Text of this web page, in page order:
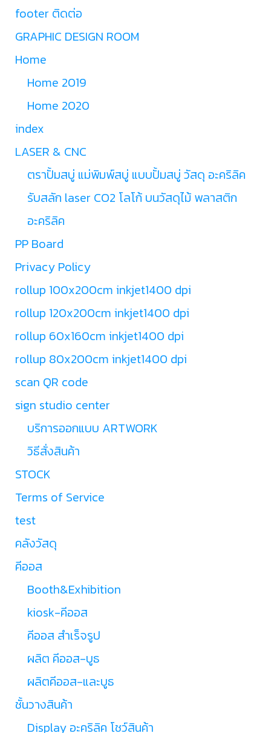
footer ติดต่อ
GRAPHIC DESIGN ROOM
Home
Home 2019
Home 2020
index
LASER & CNC
ตราปั้มสบู่ แม่พิมพ์สบู่ แบบปั้มสบู่ วัสดุ อะคริลิค
รับสลัก laser CO2 โลโก้ บนวัสดุไม้ พลาสติก
อะคริลิค
PP Board
Privacy Policy
rollup 100x200cm inkjet1400 dpi
rollup 120x200cm inkjet1400 dpi
rollup 60x160cm inkjet1400 dpi
rollup 80x200cm inkjet1400 dpi
scan QR code
sign studio center
บริการออกแบบ ARTWORK
วิธีสั่งสินค้า
STOCK
Terms of Service
test
คลังวัสดุ
คีออส
Booth&Exhibition
kiosk-คีออส
คีออส สำเร็จรูป
ผลิต คีออส-บูธ
ผลิตคีออส-และบูธ
ชั้นวางสินค้า
Display อะคริลิค โชว์สินค้า